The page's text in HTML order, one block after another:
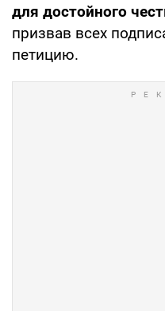
для достойного
призвав всех
петицию.